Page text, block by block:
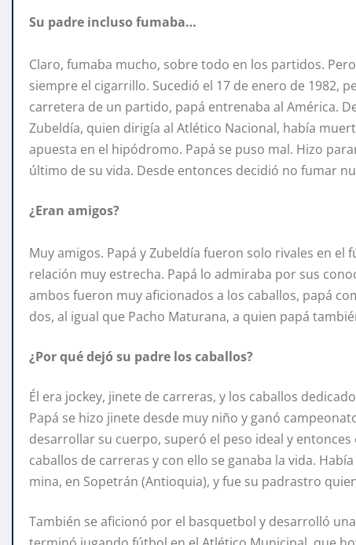
Su padre incluso fumaba…
Claro, fumaba mucho, sobre todo en los partidos.
siempre el cigarrillo. Sucedió el 17 de enero de 1982,
carretera de un partido, papá entrenaba al América.
Zubeldía, quien dirigía al Atlético Nacional, había
apuesta en el hipódromo. Papá se puso mal. Hizo
último de su vida. Desde entonces decidió no fumar
¿Eran amigos?
Muy amigos. Papá y Zubeldía fueron solo rivales en
relación muy estrecha. Papá lo admiraba por sus
ambos fueron muy aficionados a los caballos, papá
dos, al igual que Pacho Maturana, a quien papá
¿Por qué dejó su padre los caballos?
Él era jockey, jinete de carreras, y los caballos
Papá se hizo jinete desde muy niño y ganó
desarrollar su cuerpo, superó el peso ideal y
caballos de carreras y con ello se ganaba la vida.
mina, en Sopetrán (Antioquia), y fue su padrastro
También se aficionó por el basquetbol y desarrolló